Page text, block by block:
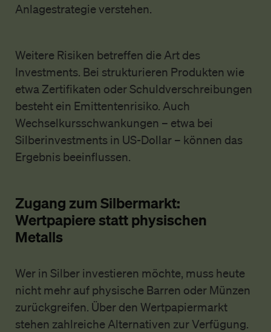
Anlagestrategie verstehen.
Weitere Risiken betreffen die Art des
Investments. Bei strukturieren Produkten wie
etwa Zertifikaten oder Schuldverschreibungen
besteht ein Emittentenrisiko. Auch
Wechselkursschwankungen – etwa bei
Silberinvestments in US-Dollar – können das
Ergebnis beeinflussen.
Zugang zum Silbermarkt:
Wertpapiere statt physischen
Metalls
Wer in Silber investieren möchte, muss heute
nicht mehr auf physische Barren oder Münzen
zurückgreifen. Über den Wertpapiermarkt
stehen zahlreiche Alternativen zur Verfügung.